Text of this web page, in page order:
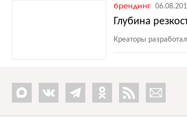
брендинг
Глубина
Креаторы